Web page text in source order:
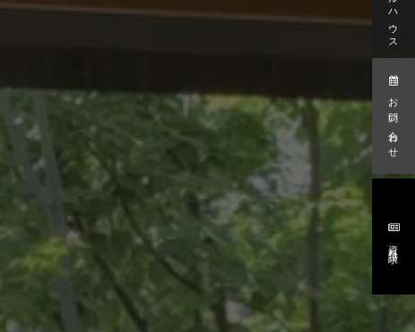
お問い合わせ
資料請求